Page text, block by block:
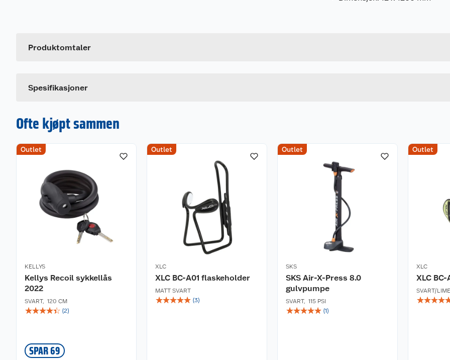
Produktomtaler
Spesifikasjoner
Leverandørens artikkelnummer
Ofte kjøpt sammen
Outlet
KELLYS
Kellys Recoil sykkellås
2022
SVART, 120 CM
☆☆☆☆☆ (2)
SPAR 69
Outlet
XLC
XLC BC-A01 flaskeholder
MATT SVART
☆☆☆☆☆ (3)
Outlet
SKS
SKS Air-X-Press 8.0
gulvpumpe
SVART, 115 PSI
☆☆☆☆☆ (1)
Outlet
XLC
XLC
SVART/LIME
☆☆☆☆